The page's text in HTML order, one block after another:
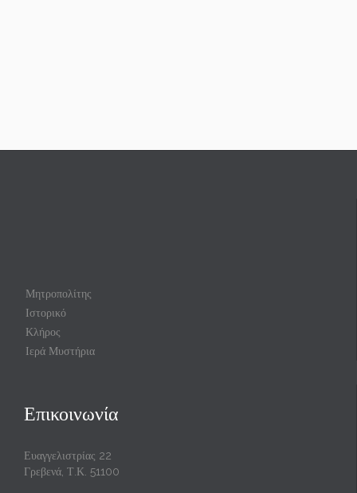
Μητροπολίτης
Ιστορικό
Κλήρος
Ιερά Μυστήρια
Επικοινωνία
Ευαγγελιστρίας 22
Γρεβενά, Τ.Κ. 51100